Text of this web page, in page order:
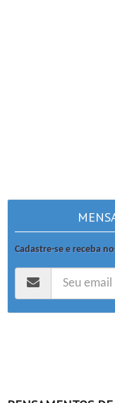
Cadastre-se e receba